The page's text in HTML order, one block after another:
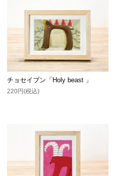
チョセイブン「Holy beast 」
220円(税込)